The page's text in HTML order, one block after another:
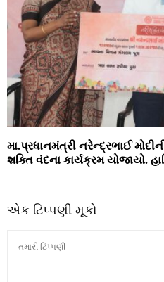
મા.પ્રધાનમંત્રી નરેન્દ્રભાઈ
શક્તિ વંદના કાર્યક્રમ યોજાયો.
એક ટિપ્પણી મૂકો